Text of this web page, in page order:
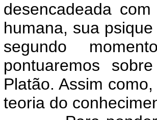
desencadeada
humana, sua
segundo
pontuaremos
Platão. Assim
teoria do